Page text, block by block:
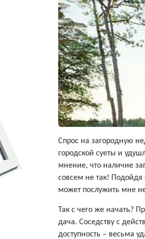
Cпрос на загородную
городской суеты и
мнение, что наличие
совсем не так! Подойдя
может послужить мне
Так с чего же начать?
дача. Соседству с
доступность – весьма